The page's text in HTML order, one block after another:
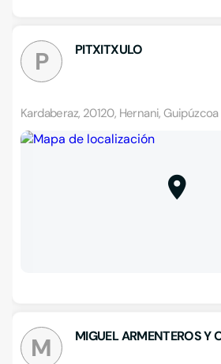
P PITXITXULO
Kardaberaz, 20120, Hernani, Guipúzcoa
M MIGUEL ARMENTEROS Y